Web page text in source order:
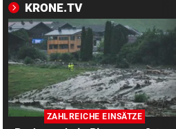
ZAHLREICHE EINSÄTZE
Bach wurde in Pinzgauer Ort
reißendem Fluss
WUNDER MUSS HER vor
Fünfmal probiert – einmal
Sturm Kraftakt!
KRONE.TV
ZAHLREICHE EINSÄTZE